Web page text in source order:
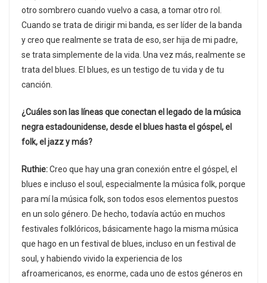
otro sombrero cuando vuelvo a casa, a tomar otro rol.
Cuando se trata de dirigir mi banda, es ser líder de la banda
y creo que realmente se trata de eso, ser hija de mi padre,
se trata simplemente de la vida. Una vez más, realmente se
trata del blues. El blues, es un testigo de tu vida y de tu
canción.
¿Cuáles son las líneas que conectan el legado de la música
negra estadounidense, desde el blues hasta el góspel, el
folk, el jazz y más?
Ruthie:Creo que hay una gran conexión entre el góspel, el
blues e incluso el soul, especialmente la música folk, porque
para mí la música folk, son todos esos elementos puestos
en un solo género. De hecho, todavía actúo en muchos
festivales folklóricos, básicamente hago la misma música
que hago en un festival de blues, incluso en un festival de
soul, y habiendo vivido la experiencia de los
afroamericanos, es enorme, cada uno de estos géneros en